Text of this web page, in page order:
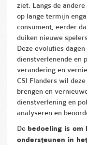
ziet. Langs de
op lange termijn
consument, eerder
duiken nieuwe
Deze evoluties
dienstverlenende en
verandering en
CSI Flanders wil
brengen en
dienstverlening en
analyseren en
De bedoeling is om
ondersteunen in